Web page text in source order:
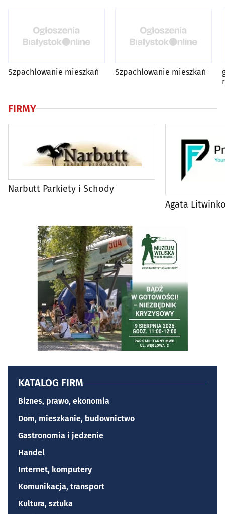
Szpachlowanie mieszkań Szpachlowanie mieszkań
FIRMY
Narbutt Parkiety i Schody
Agata
KATALOG FIRM
Biznes, prawo, ekonomia
Dom, mieszkanie, budownictwo
Gastronomia i jedzenie
Handel
Internet, komputery
Komunikacja, transport
Kultura, sztuka